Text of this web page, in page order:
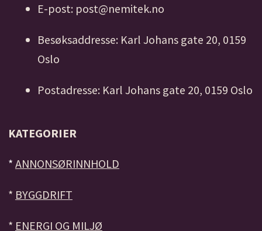
E-post: post@nemitek.no
Besøksaddresse: Karl Johans gate 20, 0159
Oslo
Postadresse: Karl Johans gate 20, 0159 Oslo
KATEGORIER
* ANNONSØRINNHOLD
* BYGGDRIFT
* ENERGI OG MILJØ